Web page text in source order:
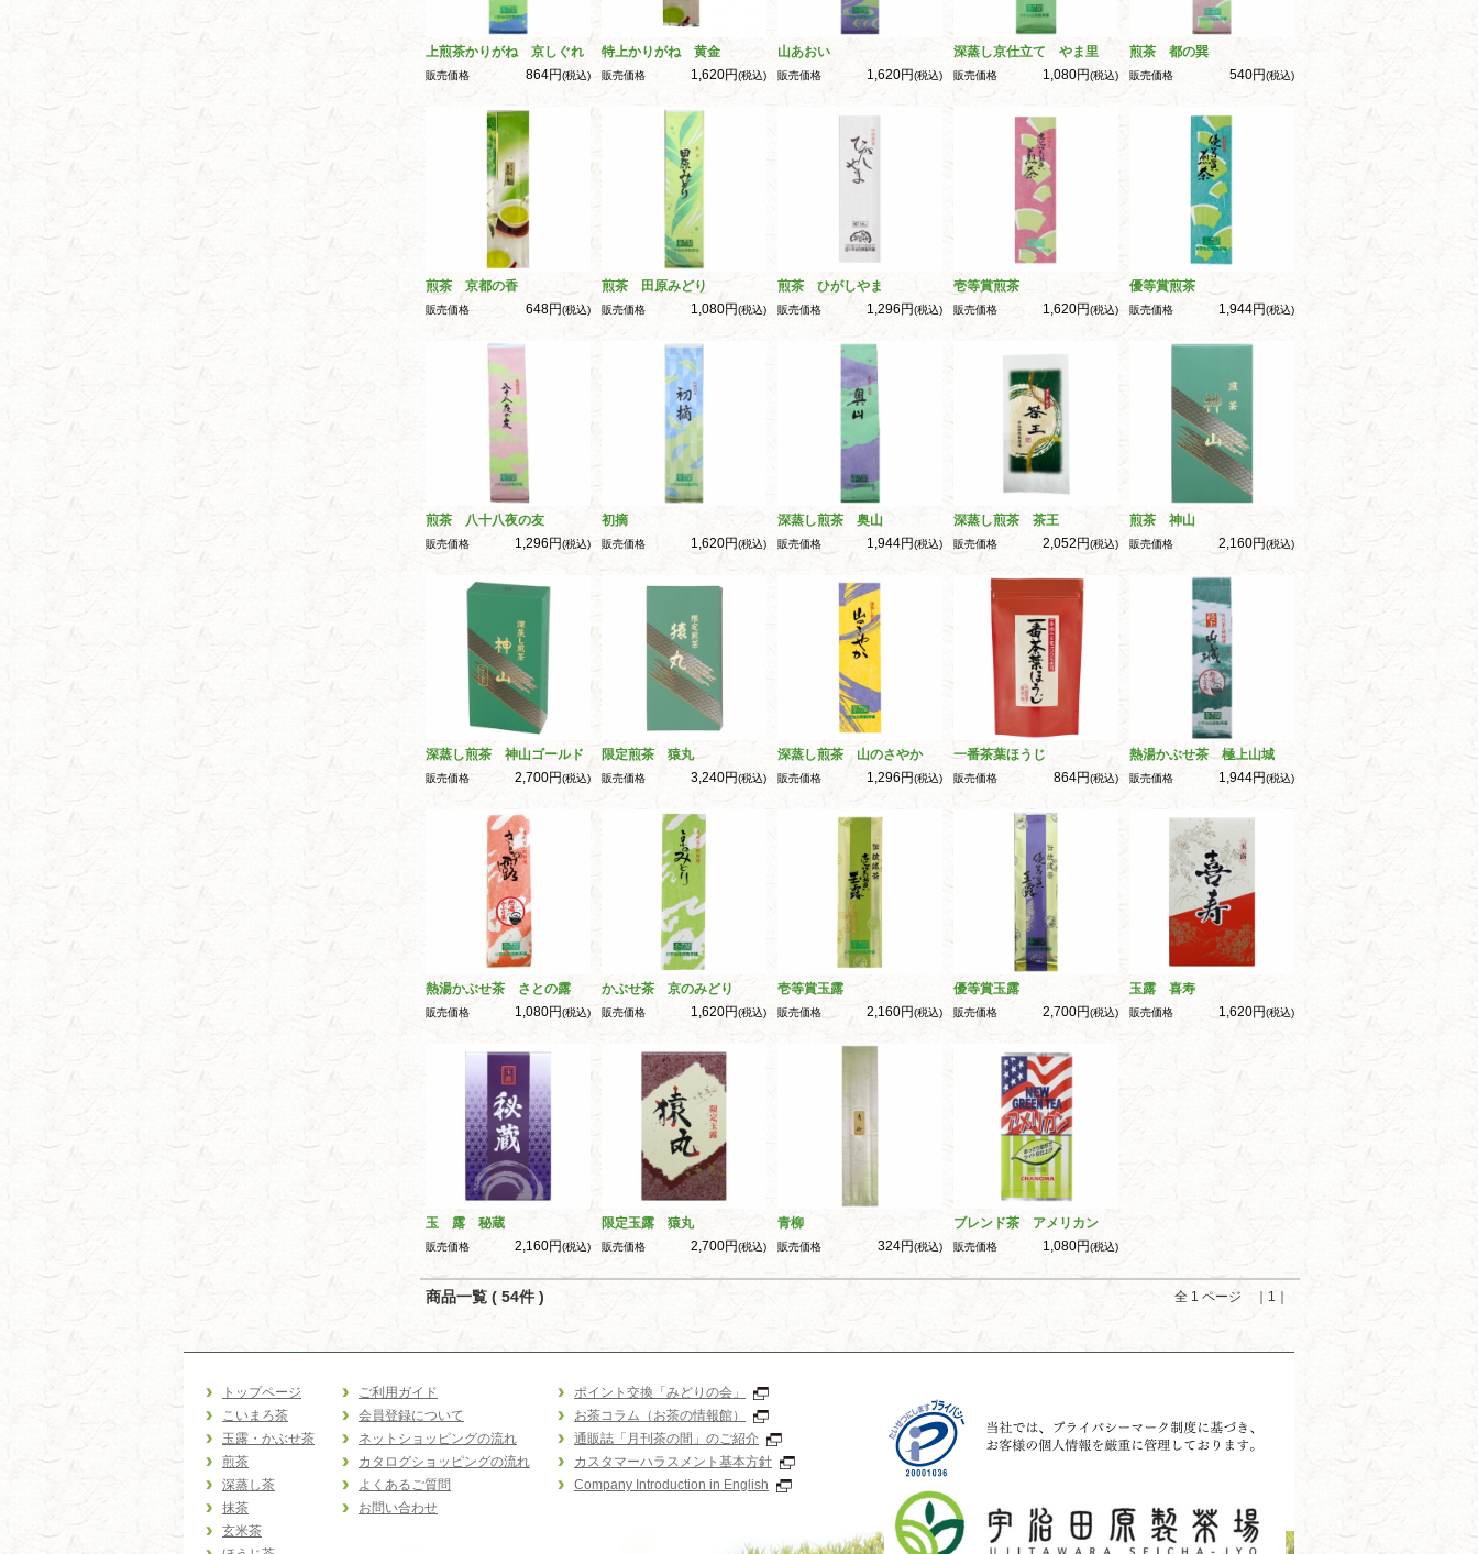
上煎茶かりがね 京しぐれ
販売価格 864円(税込)
特上かりがね 黄金
販売価格 1,620円(税込)
山あおい
販売価格 1,620円(税込)
深蒸し京仕立て やま里
販売価格 1,080円(税込)
煎茶 都の巽
販売価格 540円(税込)
煎茶 京都の香
販売価格 648円(税込)
煎茶 田原みどり
販売価格 1,080円(税込)
煎茶 ひがしやま
販売価格 1,296円(税込)
壱等賞煎茶
販売価格 1,620円(税込)
優等賞煎茶
販売価格 1,944円(税込)
煎茶 八十八夜の友
販売価格 1,296円(税込)
初摘
販売価格 1,620円(税込)
深蒸し煎茶 奥山
販売価格 1,944円(税込)
深蒸し煎茶 茶王
販売価格 2,052円(税込)
煎茶 神山
販売価格 2,160円(税込)
深蒸し煎茶 神山ゴールド
販売価格 2,700円(税込)
限定煎茶 猿丸
販売価格 3,240円(税込)
深蒸し煎茶 山のさやか
販売価格 1,296円(税込)
一番茶葉ほうじ
販売価格 864円(税込)
熱湯かぶせ茶 極上山城
販売価格 1,944円(税込)
熱湯かぶせ茶 さとの露
販売価格 1,080円(税込)
かぶせ茶 京のみどり
販売価格 1,620円(税込)
壱等賞玉露
販売価格 2,160円(税込)
優等賞玉露
販売価格 2,700円(税込)
玉露 喜寿
販売価格 1,620円(税込)
玉 露 秘蔵
販売価格 2,160円(税込)
限定玉露 猿丸
販売価格 2,700円(税込)
青柳
販売価格 324円(税込)
ブレンド茶 アメリカン
販売価格 1,080円(税込)
商品一覧 ( 54件 ) 全 1 ページ ｜1｜
トップページ
こいまろ茶
玉露・かぶせ茶
煎茶
深蒸し茶
抹茶
玄米茶
ご利用ガイド
会員登録について
ネットショッピングの流れ
カタログショッピングの流れ
よくあるご質問
お問い合わせ
ポイント交換「みどりの会」
お茶コラム（お茶の情報館）
通販誌「月刊茶の間」のご紹介
カスタマーハラスメント基本方針
Company Introduction in English